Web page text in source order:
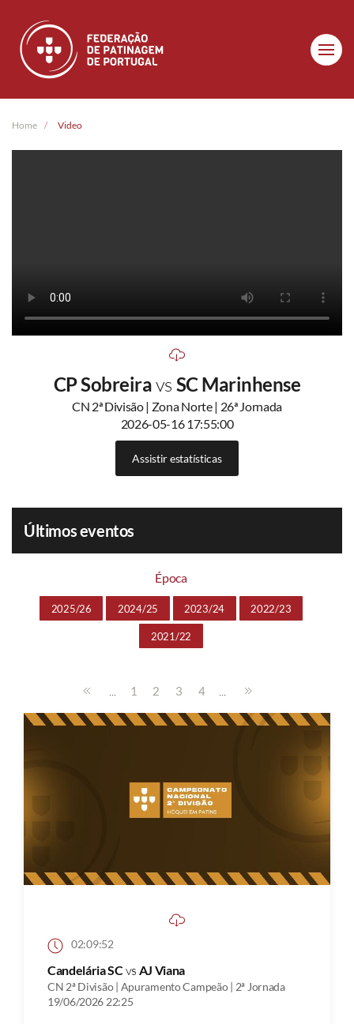
Skip to main content
Home Video
CP Sobreiravs SC Marinhense
CN 2ª Divisão | Zona Norte | 26ª Jornada
2026-05-16 17:55:00
Assistir estatísticas
Últimos eventos
Época
2025/26 2024/25 2023/24 2022/23
2021/22
... 1 2 3 4 ...
02:09:52
Candelária SCvs AJ Viana
CN 2ª Divisão | Apuramento Campeão | 2ª Jornada
19/06/2026 22:25